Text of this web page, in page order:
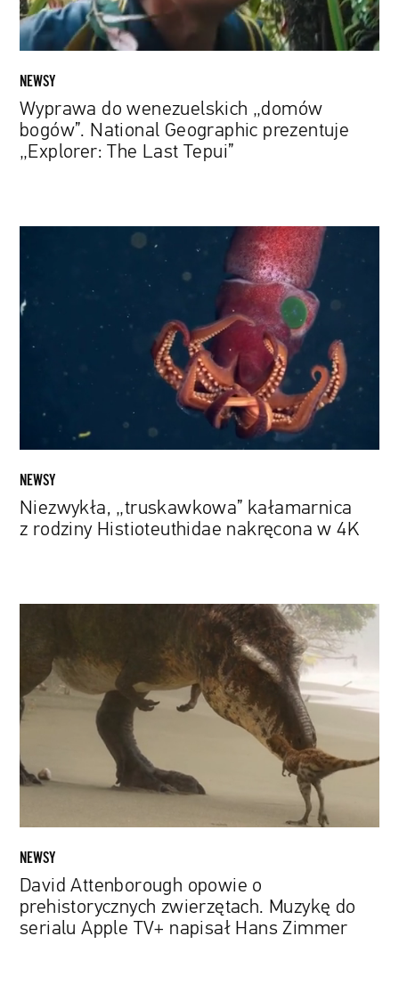
„Explorer:
The
Last
Tepui”
NEWSY
Wyprawa do wenezuelskich „domów
bogów”. National Geographic prezentuje
„Explorer: The Last Tepui”
„truskawkowa”
z
Histioteuthidae
NEWSY
Niezwykła, „truskawkowa” kałamarnica
z rodziny Histioteuthidae nakręcona w 4K
prehistorycznych
zwierzętach.
do
serialu
TV+
napisał
Zimmer
NEWSY
David Attenborough opowie o
prehistorycznych zwierzętach. Muzykę do
serialu Apple TV+ napisał Hans Zimmer